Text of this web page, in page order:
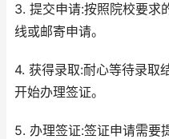
3. 提交申请:按照院校要求
线或邮寄申请。
4. 获得录取:耐心等待录取
开始办理签证。
5. 办理签证:签证申请需要